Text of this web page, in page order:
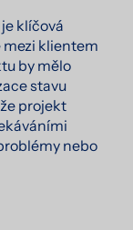
klíčová
klientem
by mělo
stavu
projekt
nebo